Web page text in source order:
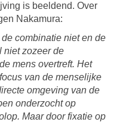
is beeldend. Over
Nakamura:
combinatie niet en de
niet zozeer de
mens overtreft. Het
van de menselijke
omgeving van de
onderzocht op
Maar door fixatie op